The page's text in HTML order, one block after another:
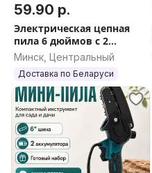
59.90 р.
Электрическая цепная
пила 6 дюймов с 2
аккумуляторами
Минск, Центральный
Доставка по Беларуси